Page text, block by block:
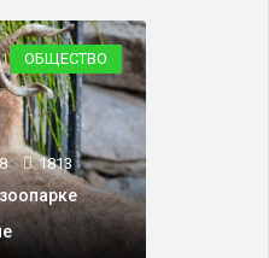
ОБЩЕСТВО
1813